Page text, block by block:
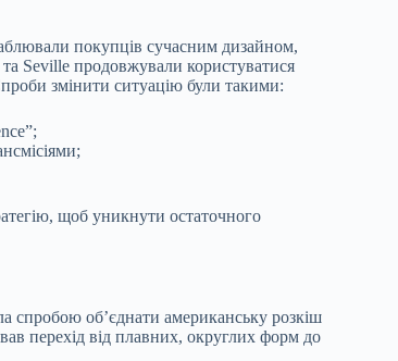
покупців сучасним дизайном,
Seville продовжували користуватися
змінити ситуацію були такими:
щоб уникнути остаточного
спробою об’єднати американську розкіш
перехід від плавних, округлих форм до